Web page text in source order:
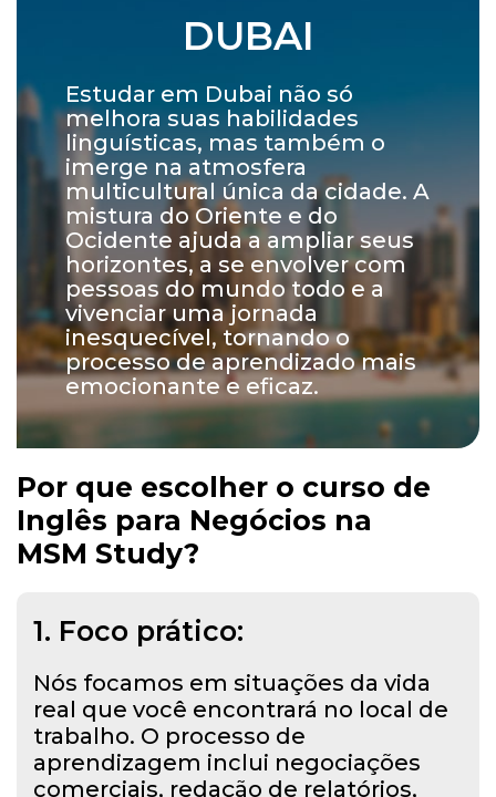
DUBAI
Estudar em Dubai não só
melhora suas habilidades
linguísticas, mas também o
imerge na atmosfera
multicultural única da cidade. A
mistura do Oriente e do
Ocidente ajuda a ampliar seus
horizontes, a se envolver com
pessoas do mundo todo e a
vivenciar uma jornada
inesquecível, tornando o
processo de aprendizado mais
emocionante e eficaz.
Por que escolher o curso de
Inglês para Negócios na
MSM Study?
1. Foco prático:
Nós focamos em situações da vida
real que você encontrará no local de
trabalho. O processo de
aprendizagem inclui negociações
comerciais, redação de relatórios,